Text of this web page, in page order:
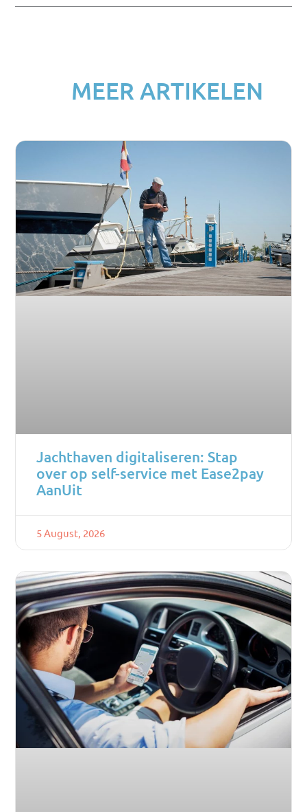
MEER ARTIKELEN
Jachthaven digitaliseren: Stap
over op self-service met Ease2pay
AanUit
5 August, 2026